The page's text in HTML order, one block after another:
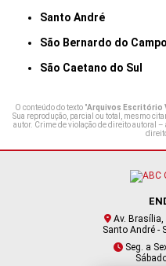
Santo André
São Bernardo do Campo
São Caetano do Sul
O conteúdo do texto "Arquivos Escritório
Sua reprodução, parcial ou total, mesmo
autor. Crime de violação de direito autoral
Av.
Santo André -
Seg. a